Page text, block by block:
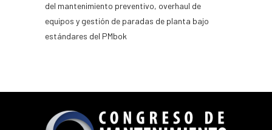
del mantenimiento preventivo, overhaul de
equipos y gestión de paradas de planta bajo
estándares del PMbok